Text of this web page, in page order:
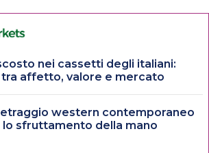
nei cassetti degli italiani:
affetto, valore e mercato
western contemporaneo
sfruttamento della mano